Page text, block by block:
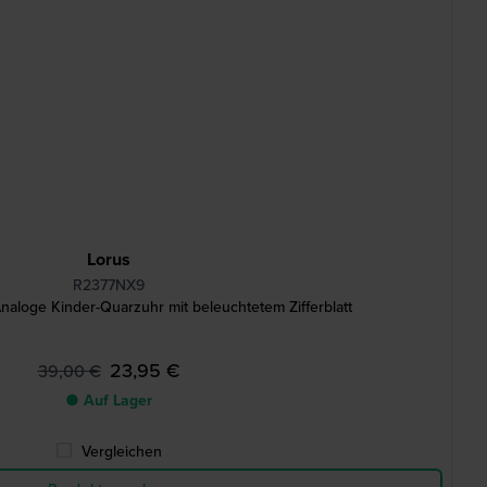
Lorus
R2377NX9
Kinder-Quarzuhr mit beleuchtetem Zifferblatt
39,00 € 23,95 €
● Auf Lager
Vergleichen